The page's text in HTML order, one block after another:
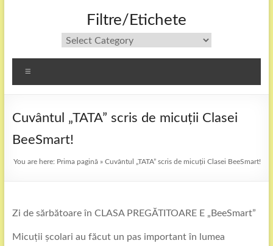
Filtre/Etichete
Filtre/Etichete
Cuvântul „TATA” scris de micuții Clasei
BeeSmart!
You are here: Prima pagină »Cuvântul „TATA” scris de micuții Clasei BeeSmart!
Zi de sărbătoare în CLASA PREGĂTITOARE E „BeeSmart”
Micuții școlari au făcut un pas important în lumea